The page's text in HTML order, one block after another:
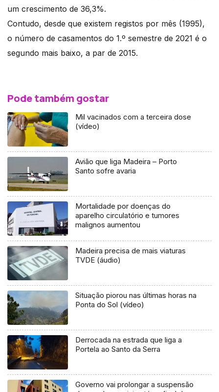
um crescimento de 36,3%.
Contudo, desde que existem registos por mês (1995),
o número de casamentos do 1.º semestre de 2021 é o
segundo mais baixo, a par de 2015.
Pode também gostar
Mil vacinados com a terceira dose
(vídeo)
Avião que liga Madeira – Porto
Santo sofre avaria
Mortalidade por doenças do
aparelho circulatório e tumores
malignos aumentou
Madeira precisa de mais viaturas
TVDE (áudio)
Situação piorou nas últimas horas na
Ponta do Sol (vídeo)
Derrocada na estrada que liga a
Portela ao Santo da Serra
Governo vai prolongar a suspensão